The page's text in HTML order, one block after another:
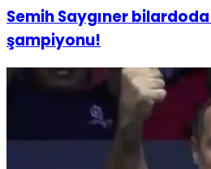
Semih Saygıner
şampiyonu!